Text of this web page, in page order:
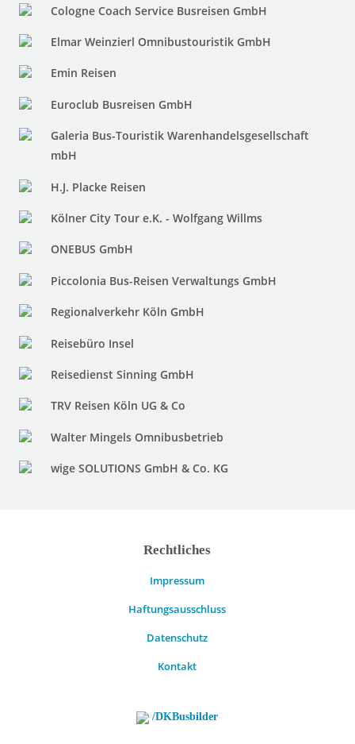
Cologne Coach Service Busreisen GmbH
Elmar Weinzierl Omnibustouristik GmbH
Emin Reisen
Euroclub Busreisen GmbH
Galeria Bus-Touristik Warenhandelsgesellschaft
mbH
H.J. Placke Reisen
Kölner City Tour e.K. - Wolfgang Willms
ONEBUS GmbH
Piccolonia Bus-Reisen Verwaltungs GmbH
Regionalverkehr Köln GmbH
Reisebüro Insel
Reisedienst Sinning GmbH
TRV Reisen Köln UG & Co
Walter Mingels Omnibusbetrieb
wige SOLUTIONS GmbH & Co. KG
Rechtliches
Impressum
Haftungsausschluss
Datenschutz
Kontakt
/DKBusbilder